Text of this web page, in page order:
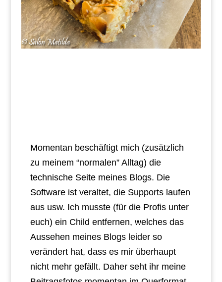
Momentan beschäftigt mich (zusätzlich
zu meinem “normalen” Alltag) die
technische Seite meines Blogs. Die
Software ist veraltet, die Supports laufen
aus usw. Ich musste (für die Profis unter
euch) ein Child entfernen, welches das
Aussehen meines Blogs leider so
verändert hat, dass es mir überhaupt
nicht mehr gefällt. Daher seht ihr meine